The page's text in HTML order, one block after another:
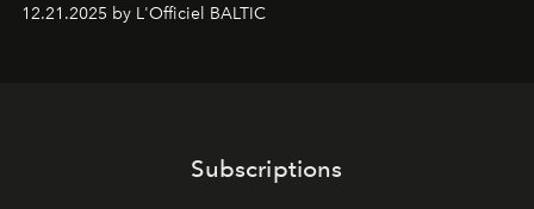
piedzīvojumos.
12.21.2025 by L'Officiel BALTIC
Subscriptions